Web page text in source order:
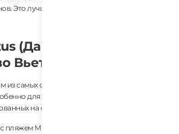
Это лучшие залы CrossFit во Вьетнаме на
(Да Нанг) — Лучший
Вьетнаме
из самых сильных и полных сообществ
для экспатов, путешественников и
на образ жизни.
Ми Кхе в Да Нанге, CrossFit Lotus